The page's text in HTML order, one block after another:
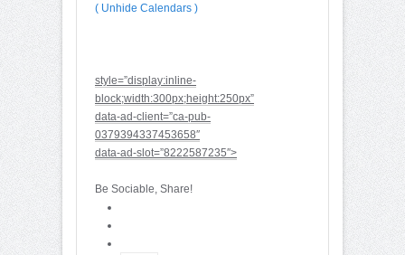
( Unhide Calendars )
style=”display:inline-
block;width:300px;height:250px”
data-ad-client=”ca-pub-
0379394337453658″
data-ad-slot=”8222587235″>
Be Sociable, Share!